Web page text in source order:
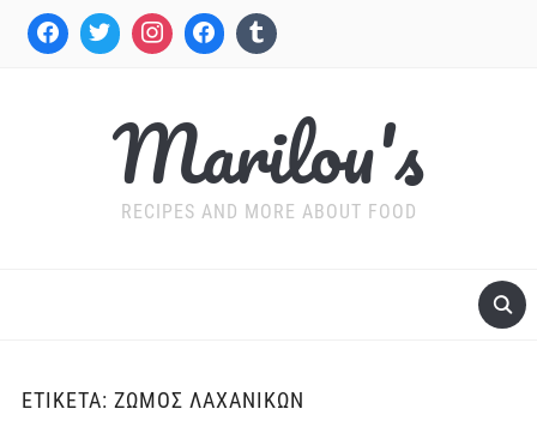
Marilou's
RECIPES AND MORE ABOUT FOOD
ΕΤΙΚΈΤΑ: ΖΩΜΌΣ ΛΑΧΑΝΙΚΏΝ